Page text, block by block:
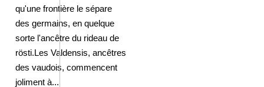
qu'une frontière le sépare
des germains, en quelque
sorte l'ancêtre du rideau de
rösti.Les Valdensis, ancêtres
des vaudois, commencent
joliment à...